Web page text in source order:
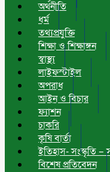
অর্থনীতি
ধর্ম
তথ্যপ্রযুক্তি
শিক্ষা ও শিক্ষাঙ্গন
স্বাস্থ্য
লাইফস্টাইল
অপরাধ
আইন ও বিচার
ফ্যাশন
চাকরি
কৃষি বার্তা
ইতিহাস- সংস্কৃতি –
বিশেষ প্রতিবেদন